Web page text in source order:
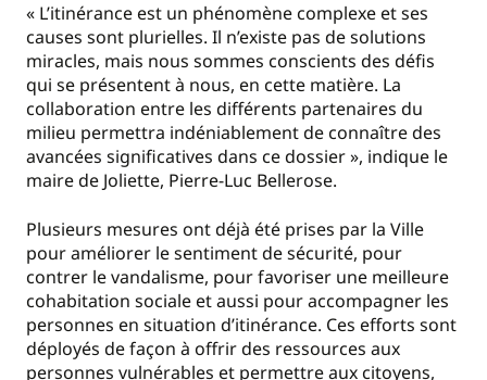
« L’itinérance est un phénomène complexe et ses
causes sont plurielles. Il n’existe pas de solutions
miracles, mais nous sommes conscients des défis
qui se présentent à nous, en cette matière. La
collaboration entre les différents partenaires du
milieu permettra indéniablement de connaître des
avancées significatives dans ce dossier », indique le
maire de Joliette, Pierre-Luc Bellerose.
Plusieurs mesures ont déjà été prises par la Ville
pour améliorer le sentiment de sécurité, pour
contrer le vandalisme, pour favoriser une meilleure
cohabitation sociale et aussi pour accompagner les
personnes en situation d’itinérance. Ces efforts sont
déployés de façon à offrir des ressources aux
personnes vulnérables et permettre aux citoyens,